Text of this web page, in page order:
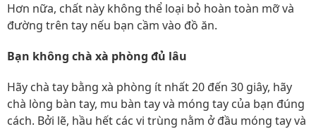
Hơn nữa, chất này không thể loại bỏ hoàn toàn mỡ và
đường trên tay nếu bạn cầm vào đồ ăn.
Bạn không chà xà phòng đủ lâu
Hãy chà tay bằng xà phòng ít nhất 20 đến 30 giây, hãy
chà lòng bàn tay, mu bàn tay và móng tay của bạn đúng
cách. Bởi lẽ, hầu hết các vi trùng nằm ở đầu móng tay và